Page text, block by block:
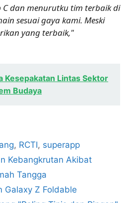
C dan menurutku tim terbaik di
sesuai gaya kami. Meski
yang terbaik,"
Kesepakatan Lintas Sektor
Budaya
, RCTI, superapp
Kebangkrutan Akibat
Tangga
Galaxy Z Foldable